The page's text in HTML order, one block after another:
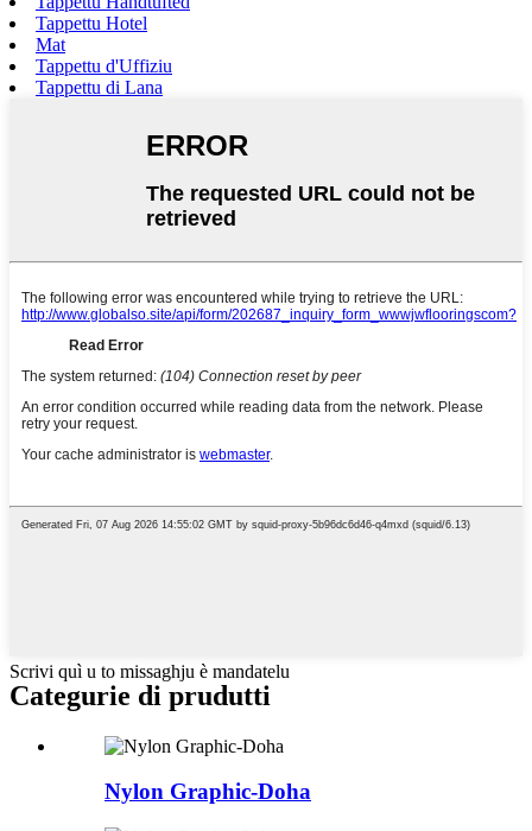
Tappettu Hotel
Mat
Tappettu d'Uffiziu
Tappettu di Lana
Scrivi quì u to missaghju è mandatelu
Categurie di prudutti
Nylon Graphic-Doha